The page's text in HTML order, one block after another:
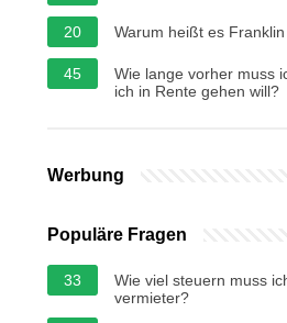
20 Warum heißt es
45
Wie lange vorher muss
ich in Rente gehen will?
Werbung
Populäre Fragen
33
Wie viel steuern muss
vermieter?